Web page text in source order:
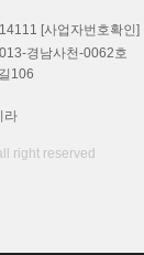
[사업자번호확인]
경남사천-0062호
106
라
right reserved